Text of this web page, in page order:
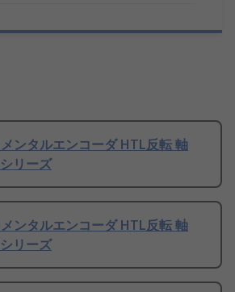
ンタルエンコーダ HTL反転 軸
リーズ
ンタルエンコーダ HTL反転 軸
リーズ